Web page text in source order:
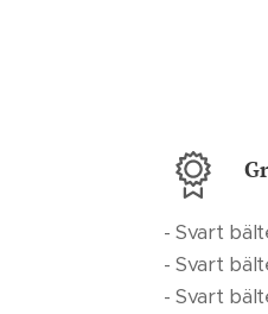
- Svart
- Svart
- Svart